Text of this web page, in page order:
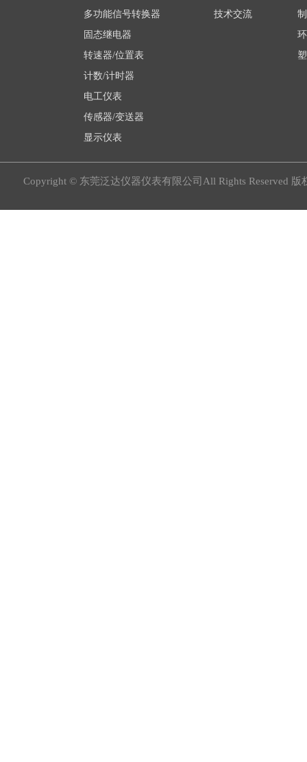
多功能信号转换器
固态继电器
转速器/位置表
计数/计时器
电工仪表
传感器/变送器
显示仪表
技术交流
Copyright © 东莞泛达仪器仪表有限公司All Rights Reserved 版